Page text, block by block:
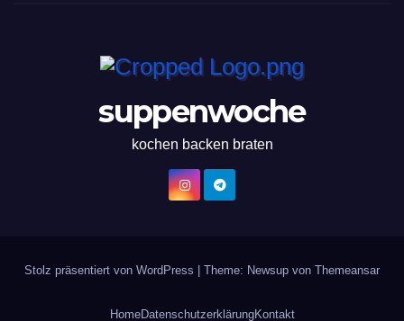
suppenwoche
kochen backen braten
Stolz präsentiert von WordPress Theme: Newsup von Themeansar
HomeDatenschutzerklärungKontakt